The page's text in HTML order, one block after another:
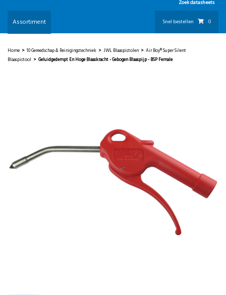
Assortiment
Zoek datasheets
Snel bestellen 0
Home > 10 Gereedschap & Reinigingstechniek > JWL Blaaspistolen > Air Boy® Super Silent
Blaaspistool > Geluidgedempt En Hoge Blaaskracht - Gebogen Blaaspijp - BSP Female